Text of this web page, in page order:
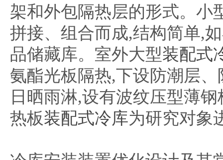
架和外包隔热层的形式。小
拼接、组合而成,结构简单,
品储藏库。室外大型装配式
氨酯光板隔热,下设防潮层
日晒雨淋,设有波纹压型薄
热板装配式冷库为研究对象